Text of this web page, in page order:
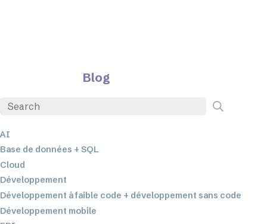
Blog
AI
Base de données + SQL
Cloud
Développement
Développement à faible code + développement sans code
Développement mobile